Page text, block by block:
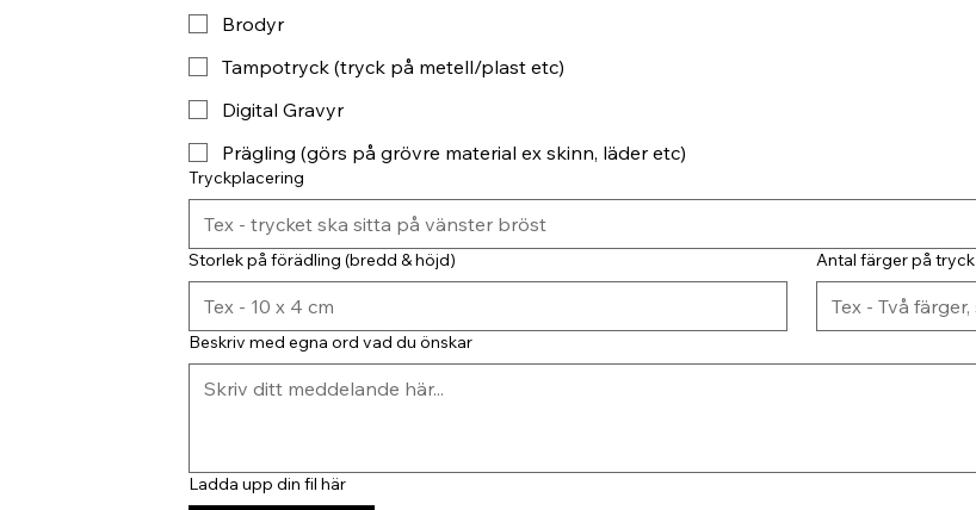
Brodyr
Tampotryck (tryck på metell/plast etc)
Digital Gravyr
Prägling (görs på grövre material ex skinn, läder etc)
Tryckplacering
Storlek på förädling (bredd & höjd) Antal färger på tryck
Beskriv med egna ord vad du önskar
Ladda upp din fil här